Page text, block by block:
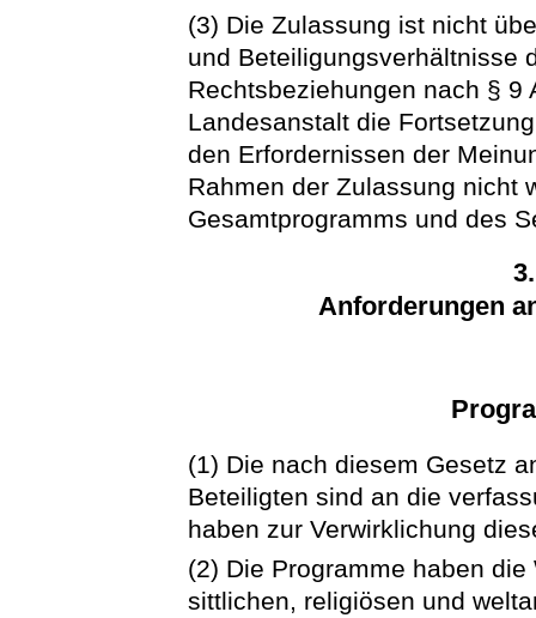
(3) Die Zulassung ist nicht
und Beteiligungsverhältnisse
Rechtsbeziehungen nach § 9
Landesanstalt die
den Erfordernissen der
Rahmen der Zulassung nicht
Gesamtprogramms und des
Anforderungen
(1) Die nach diesem Gesetz
Beteiligten sind an die
haben zur Verwirklichung
(2) Die Programme haben
sittlichen, religiösen und